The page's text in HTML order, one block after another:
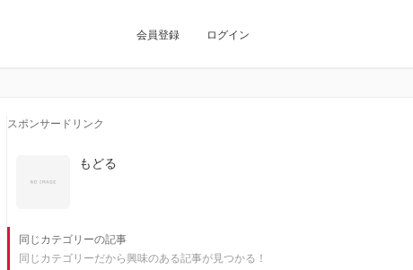
会員登録 ログイン
スポンサードリンク
もどる
同じカテゴリーの記事
同じカテゴリーだから興味のある記事が見つかる！